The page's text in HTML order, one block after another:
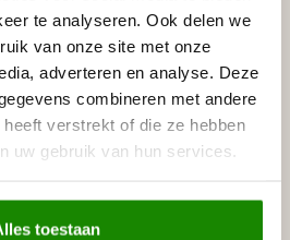
te analyseren. Ook delen we
van onze site met onze
adverteren en analyse. Deze
combineren met andere
verstrekt of die ze hebben
uw gebruik van hun services.
toestaan
310 ml €8,95